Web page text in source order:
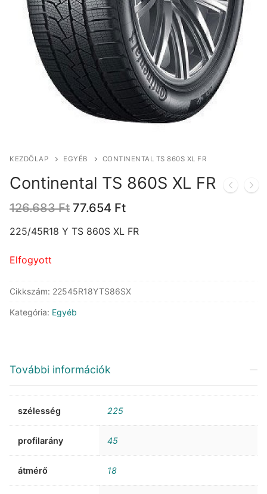
KEZDŐLAP EGYÉB CONTINENTAL TS 860S XL FR
Continental TS 860S XL FR
126.683Ft Original
was:
77.654 FtCurrent
is:
225/45R18 Y TS 860S XL FR
Elfogyott
Cikkszám: 22545R18YTS86SX
Kategória: Egyéb
További információk
szélesség 225
profilarány 45
átmérő 18